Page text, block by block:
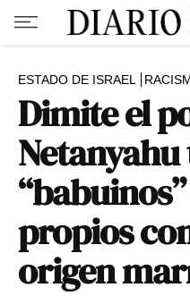
ESTADO DE ISRAEL
Dimite el
propios
origen